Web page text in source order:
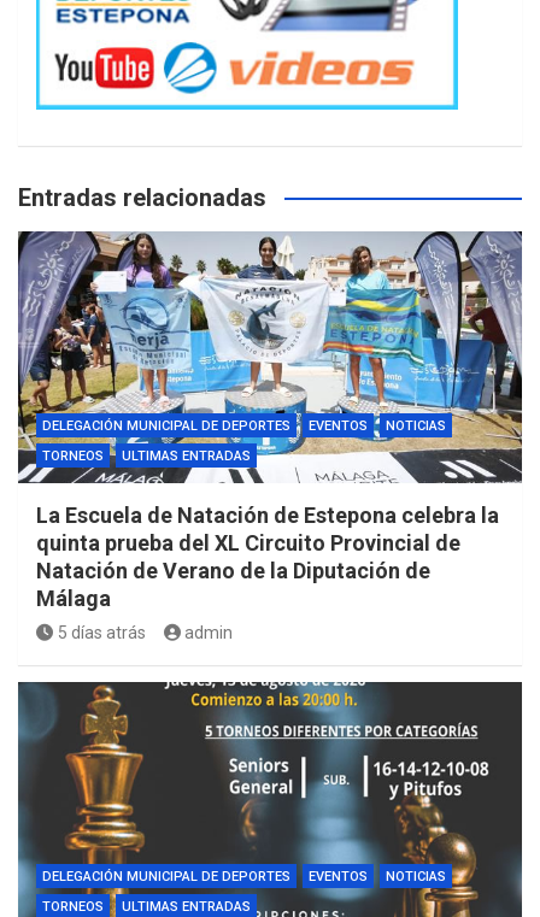
Entradas relacionadas
DELEGACIÓN MUNICIPAL DE DEPORTES EVENTOS
NOTICIAS
TORNEOS
ULTIMAS ENTRADAS
La Escuela de Natación de Estepona celebra la
quinta prueba del XL Circuito Provincial de
Natación de Verano de la Diputación de
Málaga
5 días atrás admin
DELEGACIÓN MUNICIPAL DE DEPORTES EVENTOS
NOTICIAS
TORNEOS
ULTIMAS ENTRADAS